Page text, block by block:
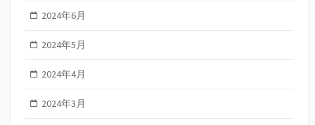
2024年6月
2024年5月
2024年4月
2024年3月